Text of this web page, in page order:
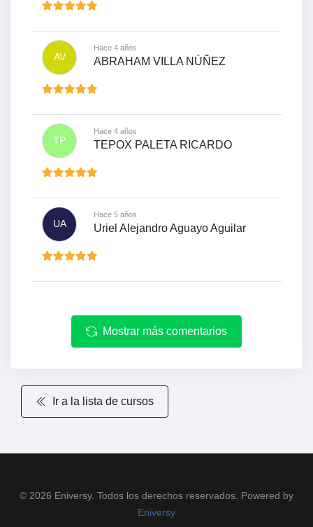
AV
Hace 4 años
ABRAHAM VILLA NÚÑEZ
TP
Hace 4 años
TEPOX PALETA RICARDO
UA
Hace 5 años
Uriel Alejandro Aguayo Aguilar
Mostrar más comentarios
Ir a la lista de cursos
© 2026 Eniversy. Todos los derechos reservados. Powered by
Eniversy